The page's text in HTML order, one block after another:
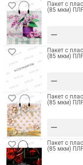
Пакет с
(85 мкм)
–
Пакет с
(85 мкм)
–
Пакет с
(85 мкм)
–
Пакет с
(85 мкм)